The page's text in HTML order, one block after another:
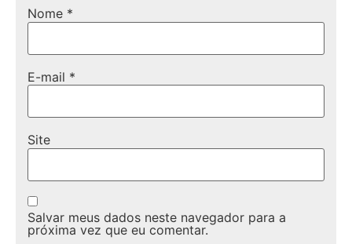
Nome *
E-mail *
Site
Salvar meus dados neste navegador para a
próxima vez que eu comentar.